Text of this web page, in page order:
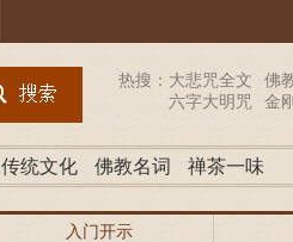
热搜： 大悲咒全文 佛
六字大明咒
金
传统文化 佛教名词 禅茶一味
入门开示